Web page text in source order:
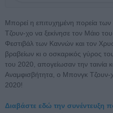
Μπορεί η επιτυχημένη πορεία των
Τζουν-χο να ξεκίνησε τον Μάιο
Φεστιβάλ των Καννών και τον
βραβείων κι ο οσκαρικός γύρος
του 2020, απογείωσαν την ταινία
Αναμφισβήτητα, ο Μπονγκ Τζουν-
2020!
Διαβάστε εδώ την συνέντευξη